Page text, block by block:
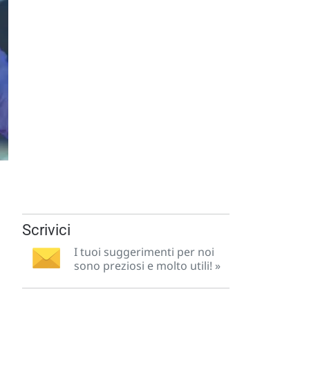
Scrivici
I tuoi suggerimenti per noi
sono preziosi e molto utili! »